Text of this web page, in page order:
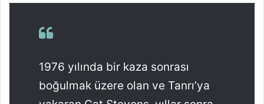
1976 yılında bir kaza sonrası
boğulmak üzere olan ve Tanrı’ya